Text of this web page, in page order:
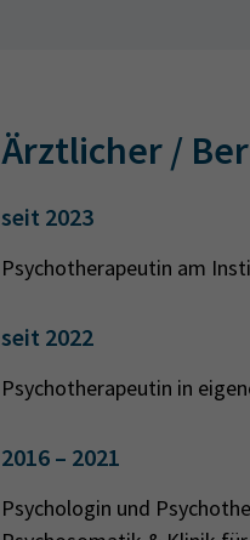
Ärztlicher /
seit 2023
Psychotherapeutin am
seit 2022
Psychotherapeutin in
2016 – 2021
Psychologin und